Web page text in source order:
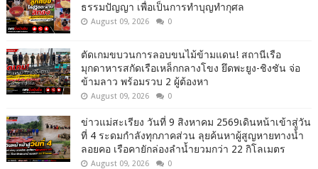
ธรรมปัญญา เพื่อเป็นการทำบุญทำกุศล
August 09, 2026 0
ตัดเกมขบวนการลอบขนไม้ข้ามแดน! สถานีเรือ
มุกดาหารสกัดเรือเหล็กกลางโขง ยึดพะยูง-ชิงชัน จ่อ
ข้ามลาว พร้อมรวบ 2 ผู้ต้องหา
August 09, 2026 0
ข่าวแม่สะเรียง วันที่ 9 สิงหาคม 2569เดินหน้าเข้าสู่วัน
ที่ 4 ระดมกำลังทุกภาคส่วน ลุยค้นหาผู้สูญหายทางน้ำ
ลอยคอ เรือคายักล่องลำน้ำยวมกว่า 22 กิโลเมตร
August 09, 2026 0